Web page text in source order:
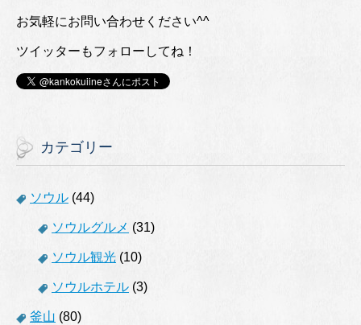
お気軽にお問い合わせください^^
ツイッターもフォローしてね！
カテゴリー
ソウル (44)
ソウルグルメ (31)
ソウル観光 (10)
ソウルホテル (3)
釜山 (80)